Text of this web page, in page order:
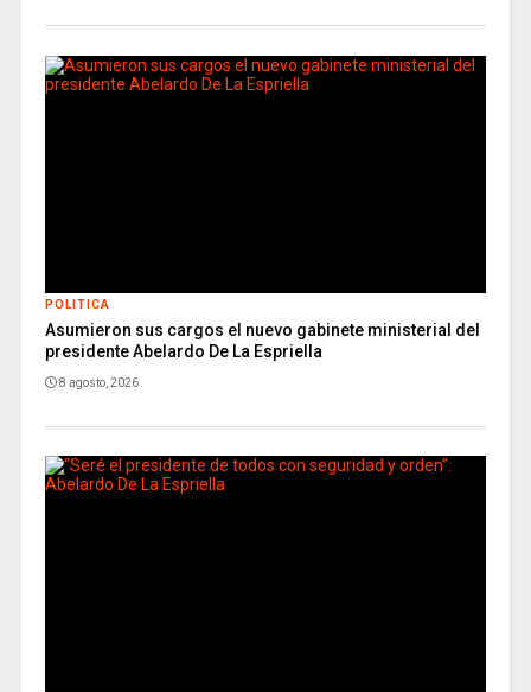
POLITICA
Asumieron sus cargos el nuevo gabinete ministerial del
presidente Abelardo De La Espriella
8 agosto, 2026